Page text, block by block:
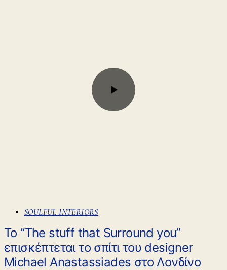
SOULFUL INTERIORS
Το “The stuff that Surround you”
επισκέπτεται το σπίτι του designer
Michael Anastassiades στο Λονδίνο